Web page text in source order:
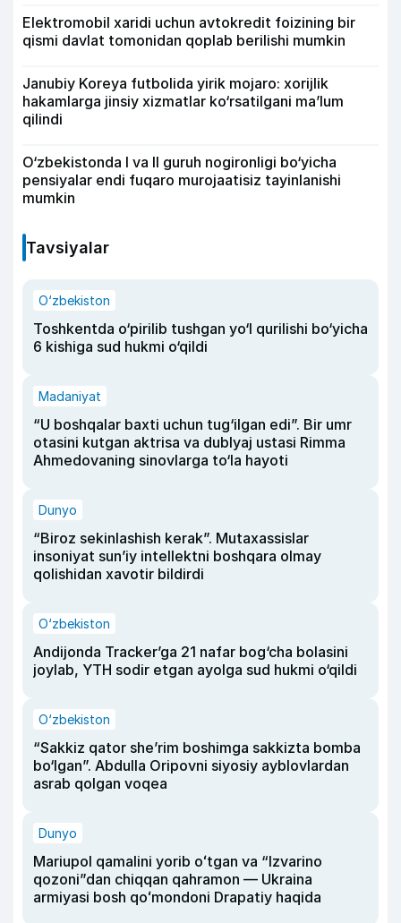
Elektromobil xaridi uchun avtokredit foizining bir
qismi davlat tomonidan qoplab berilishi mumkin
Janubiy Koreya futbolida yirik mojaro: xorijlik
hakamlarga jinsiy xizmatlar ko‘rsatilgani ma’lum
qilindi
O‘zbekistonda I va II guruh nogironligi bo‘yicha
pensiyalar endi fuqaro murojaatisiz tayinlanishi
mumkin
Tavsiyalar
O‘zbekiston
Toshkentda o‘pirilib tushgan yo‘l qurilishi bo‘yicha
6 kishiga sud hukmi o‘qildi
Madaniyat
“U boshqalar baxti uchun tug‘ilgan edi”. Bir umr
otasini kutgan aktrisa va dublyaj ustasi Rimma
Ahmedovaning sinovlarga to‘la hayoti
Dunyo
“Biroz sekinlashish kerak”. Mutaxassislar
insoniyat sun’iy intellektni boshqara olmay
qolishidan xavotir bildirdi
O‘zbekiston
Andijonda Tracker’ga 21 nafar bog‘cha bolasini
joylab, YTH sodir etgan ayolga sud hukmi o‘qildi
O‘zbekiston
“Sakkiz qator she’rim boshimga sakkizta bomba
bo‘lgan”. Abdulla Oripovni siyosiy ayblovlardan
asrab qolgan voqea
Dunyo
Mariupol qamalini yorib oʻtgan va “Izvarino
qozoni”dan chiqqan qahramon — Ukraina
armiyasi bosh qoʻmondoni Drapatiy haqida